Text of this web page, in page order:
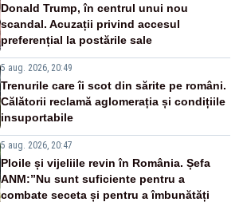
Donald Trump, în centrul unui nou
scandal. Acuzații privind accesul
preferențial la postările sale
5 aug. 2026, 20:49
Trenurile care îi scot din sărite pe români.
Călătorii reclamă aglomerația și condițiile
insuportabile
5 aug. 2026, 20:47
Ploile și vijeliile revin în România. Șefa
ANM:”Nu sunt suficiente pentru a
combate seceta și pentru a îmbunătăți